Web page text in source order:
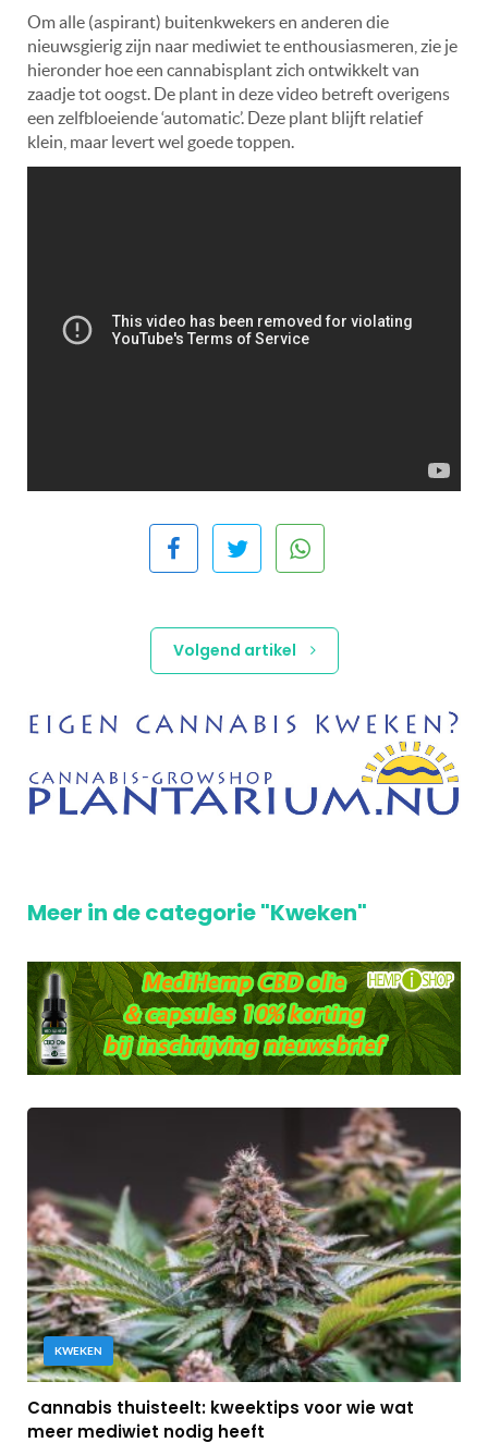
Om alle (aspirant) buitenkwekers en anderen die
nieuwsgierig zijn naar mediwiet te enthousiasmeren, zie je
hieronder hoe een cannabisplant zich ontwikkelt van
zaadje tot oogst. De plant in deze video betreft overigens
een zelfbloeiende ‘automatic’. Deze plant blijft relatief
klein, maar levert wel goede toppen.
Volgend artikel
Meer in de categorie "Kweken"
KWEKEN
Cannabis thuisteelt: kweektips voor wie wat
meer mediwiet nodig heeft